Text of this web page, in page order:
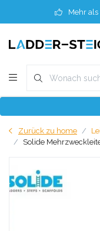
Mehr
Zurück zu home
Solide